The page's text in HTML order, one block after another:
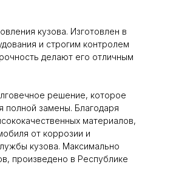
кузова. Изготовлен в
и строгим контролем
делают его отличным
решение, которое
полной замены. Благодаря
материалов,
от коррозии и
кузова. Максимально
произведено в Республике